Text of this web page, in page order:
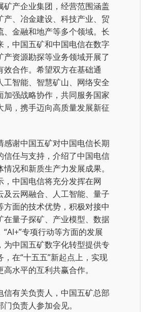
矿产企业集团，经营范围涵盖
产、冶金建设、科技产业、贸
、金融和地产等多个领域。长
，中国五矿和中国电信在数字
产资源勘探等业务领域开展了
效合作。希望双方在基础通
工智能、智慧矿山、网络安全
加强战略协作，共同服务国家
局，携手迈向高质量发展新征
感谢中国五矿对中国电信长期
信任与支持，介绍了中国电信
情况和新质生产力发展成果。
，中国电信将充分发挥在网
及云网融合、人工智能、量子
方面的技术优势，积极对接中
在量子探矿、产业模型、数据
“AI+”专项行动等方面的发展
为中国五矿数字化转型提供专
，在“十五五”新起点上，实现
高水平的互利共赢合作。
信有关负责人，中国五矿总部
门负责人参加会见。